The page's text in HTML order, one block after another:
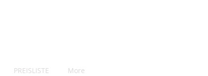
PREISLISTE More